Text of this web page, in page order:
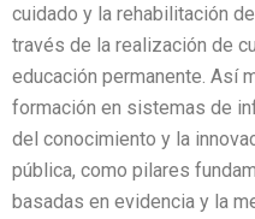
cuidado y la rehabilitación
través de la realización de
educación permanente. Así
formación en sistemas de
del conocimiento y la
pública, como pilares
basadas en evidencia y la